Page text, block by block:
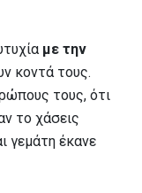
με την
κοντά τους.
τους, ότι
το χάσεις
γεμάτη έκανε